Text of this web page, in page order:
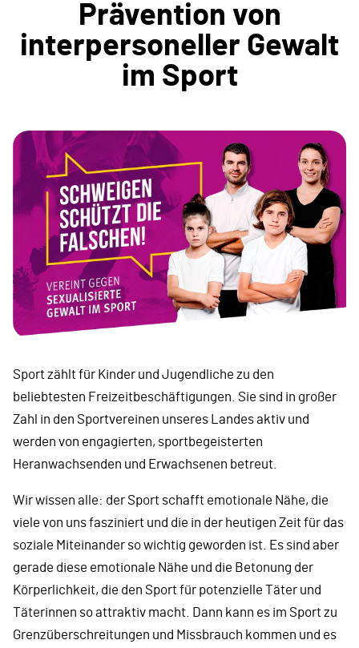
Prävention von
interpersoneller Gewalt
im Sport
Sport zählt für Kinder und Jugendliche zu den
beliebtesten Freizeitbeschäftigungen. Sie sind in großer
Zahl in den Sportvereinen unseres Landes aktiv und
werden von engagierten, sportbegeisterten
Heranwachsenden und Erwachsenen betreut.
Wir wissen alle: der Sport schafft emotionale Nähe, die
viele von uns fasziniert und die in der heutigen Zeit für das
soziale Miteinander so wichtig geworden ist. Es sind aber
gerade diese emotionale Nähe und die Betonung der
Körperlichkeit, die den Sport für potenzielle Täter und
Täterinnen so attraktiv macht. Dann kann es im Sport zu
Grenzüberschreitungen und Missbrauch kommen und es